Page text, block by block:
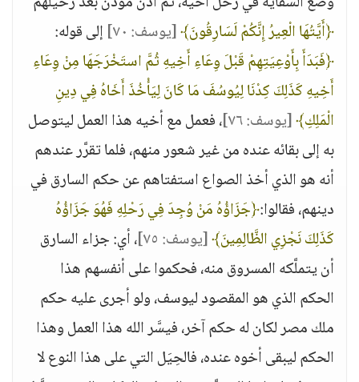
﴿أَيَّتُهَا الْعِيرُ إِنَّكُمْ لَسَارِقُونَ﴾[يوسف: ٧٠]
إلى قوله:
﴿فَبَدَأَ بِأَوْعِيَتِهِمْ قَبْلَ وِعَاءِ أَخِيهِ ثُمَّ استَخْرَجَهَا مِنْ وِعَاءِ
أَخِيهِ كَذَلِكَ كِدْنَا لِيُوسُفَ مَا كَانَ لِيَأْخُذَ أَخَاهُ فِي دِينِ
الْمَلِكِ﴾[يوسف: ٧٦]
، فعمل مع أخيه هذا العمل ليتوصل
به إلى بقائه عنده من غير شعور منهم، فلما تقرَّر عندهم
أنه هو الذي أخذ الصواع استفتاهم عن حكم السارق في
دينهم، فقالوا:﴿جَزَاؤُهُ مَنْ وُجِدَ فِي رَحْلِهِ فَهُوَ جَزَاؤُهُ
كَذَلِكَ نَجْزِي الظَّالِمِينَ﴾[يوسف: ٧٥]
، أي: جزاء السارق
أن يتملَّكه المسروق منه، فحكموا على أنفسهم هذا
الحكم الذي هو المقصود ليوسف، ولو أجرى عليه حكم
ملك مصر لكان له حكم آخر، فيسَّر الله هذا العمل وهذا
الحكم ليبقى أخوه عنده، فالحِيَل التي على هذا النوع لا